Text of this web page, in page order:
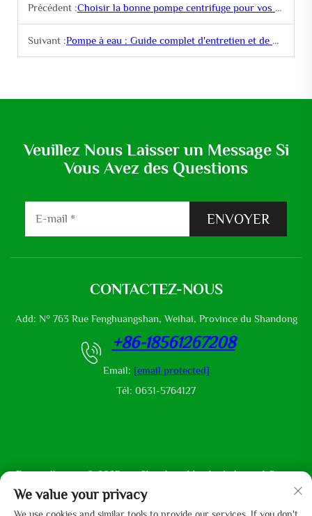
Précédent :Choisir la bonne pompe centrifuge pour vos besoins industriels
Suivant :Pompe à eau : Guide complet d'entretien et de dépannage
Veuillez Nous Laisser un Message Si
Vous Avez des Questions
ENVOYER
CONTACTEZ-NOUS
Add: N° 763 Rue Fenghuangshan, Weihai, Province du Shandong
+86-18561267208
Email: [email protected]
Tél: 0631-5764127
Droits d'auteur © 2025 par Shandong Mingliu Industrial Group
Co., Ltd
We value your privacy